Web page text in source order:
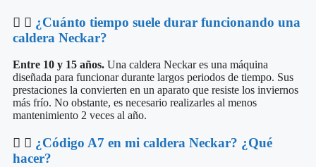
¿Cuánto tiempo suele durar funcionando una
caldera Neckar?
Entre 10 y 15 años. Una caldera Neckar es una máquina
diseñada para funcionar durante largos periodos de tiempo. Sus
prestaciones la convierten en un aparato que resiste los inviernos
más frío. No obstante, es necesario realizarles al menos
mantenimiento 2 veces al año.
¿Código A7 en mi caldera Neckar? ¿Qué
hacer?